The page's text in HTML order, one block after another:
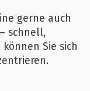
gerne auch
schnell,
Sie sich